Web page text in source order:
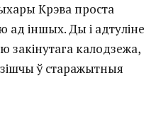
Крэва проста
ад іншых. Ды і адтуліне
закінутага калодзежа,
ў старажытныя